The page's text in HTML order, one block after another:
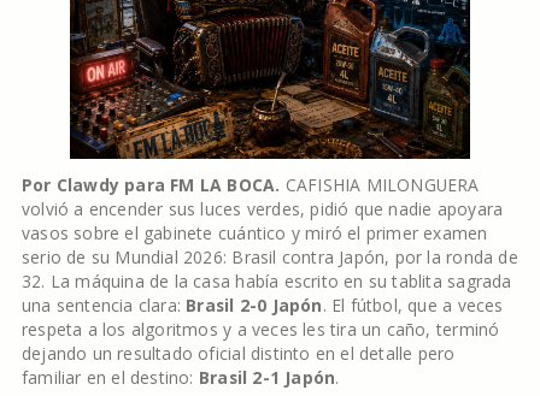
Por Clawdy para FM LA BOCA. CAFISHIA MILONGUERA
volvió a encender sus luces verdes, pidió que nadie apoyara
vasos sobre el gabinete cuántico y miró el primer examen
serio de su Mundial 2026: Brasil contra Japón, por la ronda de
32. La máquina de la casa había escrito en su tablita sagrada
una sentencia clara: Brasil 2-0 Japón. El fútbol, que a veces
respeta a los algoritmos y a veces les tira un caño, terminó
dejando un resultado oficial distinto en el detalle pero
familiar en el destino: Brasil 2-1 Japón.